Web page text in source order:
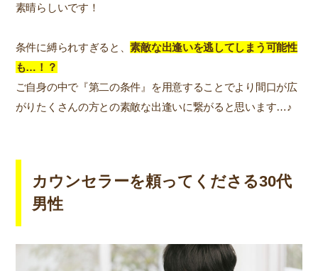
素晴らしいです！
条件に縛られすぎると、素敵な出逢いを逃してしまう可能性
も…！？
ご自身の中で『第二の条件』を用意することでより間口が広
がりたくさんの方との素敵な出逢いに繋がると思います…♪
カウンセラーを頼ってくださる30代
男性